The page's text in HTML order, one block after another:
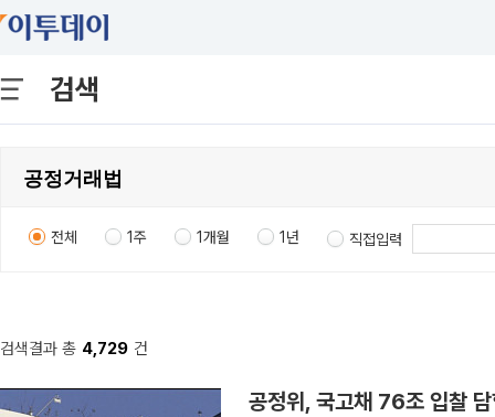
검색
전체 1주 1개월 1년 직접입력
검색결과 총 4,729 건
공정위, 국고채 76조 입찰